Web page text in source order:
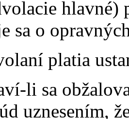
hlavné)
sa o
platia
li sa
uznesením,